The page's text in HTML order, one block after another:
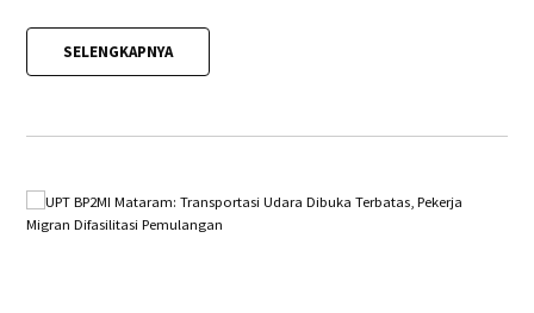
SELENGKAPNYA